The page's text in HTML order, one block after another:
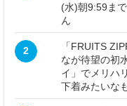
(水)朝9:59ま
ん
2
「FRUITS
なが待望の初
イ」でメリハ
下着みたいな